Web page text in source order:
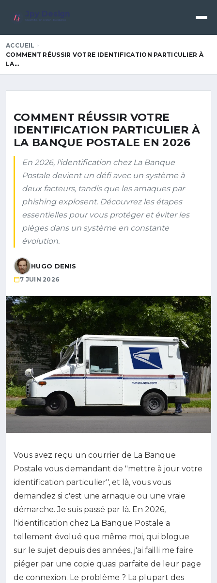
Créativité • Innovation • Excellence
ACCUEIL
COMMENT RÉUSSIR VOTRE IDENTIFICATION PARTICULIER À
LA…
COMMENT RÉUSSIR VOTRE
IDENTIFICATION PARTICULIER À
LA BANQUE POSTALE EN 2026
En 2026, l'identification chez La Banque
Postale devient un défi avec un système à
deux facteurs, tandis que les arnaques par
phishing explosent. Découvrez les étapes
essentielles pour vous protéger et éviter les
pièges dans un système en constante
évolution.
HUGO DENIS
7 JUIN 2026
Vous avez reçu un courrier de La Banque
Postale vous demandant de "mettre à jour votre
identification particulier", et là, vous vous
demandez si c'est une arnaque ou une vraie
démarche. Je suis passé par là. En 2026,
l'identification chez La Banque Postale a
tellement évolué que même moi, qui blogue
sur le sujet depuis des années, j'ai failli me faire
piéger par une copie quasi parfaite de leur page
de connexion. Le problème ? La plupart des